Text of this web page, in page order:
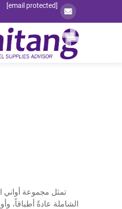
[email protected]
تمثل مجموعة أواني
الشاملة عادةً أطباقاً،